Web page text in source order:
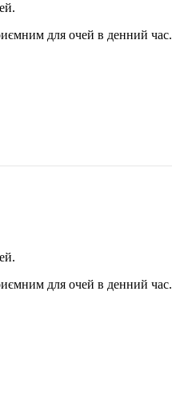
для очей в денний час.
для очей в денний час.